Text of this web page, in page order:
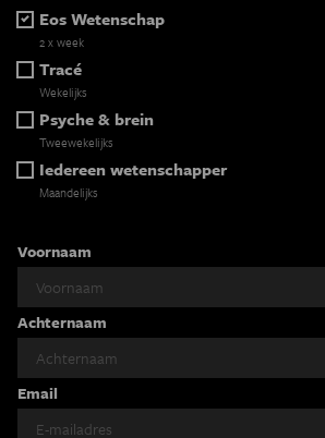
Eos Wetenschap
2 x week
Tracé
Wekelijks
Psyche & brein
Tweewekelijks
Iedereen wetenschapper
Maandelijks
Voornaam
Achternaam
Email